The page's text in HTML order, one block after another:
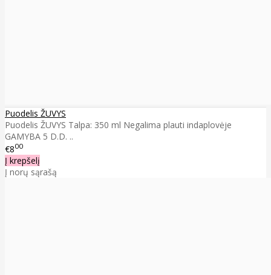
Puodelis ŽUVYS
Puodelis ŽUVYS Talpa: 350 ml Negalima plauti indaplovėje
GAMYBA 5 D.D. ..
€800
Į krepšelį
Į norų sąrašą